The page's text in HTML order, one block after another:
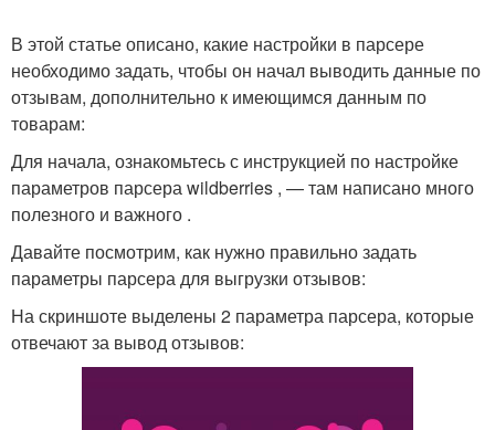
В этой статье описано, какие настройки в парсере
необходимо задать, чтобы он начал выводить данные по
отзывам, дополнительно к имеющимся данным по
товарам:
Для начала, ознакомьтесь с инструкцией по настройке
параметров парсера wildberries , — там написано много
полезного и важного .
Давайте посмотрим, как нужно правильно задать
параметры парсера для выгрузки отзывов:
На скриншоте выделены 2 параметра парсера, которые
отвечают за вывод отзывов: